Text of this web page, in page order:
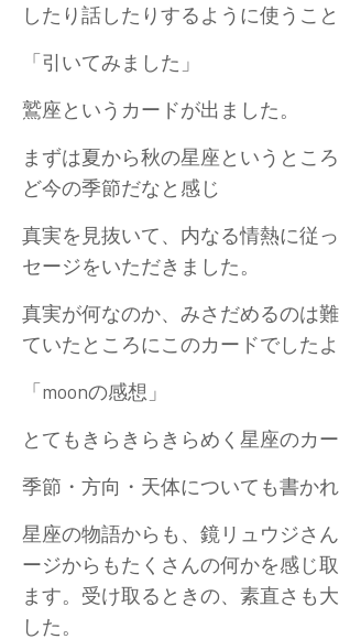
したり話したりするように使うこと
「引いてみました」
鷲座というカードが出ました。
まずは夏から秋の星座というとこ
ど今の季節だなと感じ
真実を見抜いて、内なる情熱に従
セージをいただきました。
真実が何なのか、みさだめるのは
ていたところにこのカードでしたよ
「moonの感想」
とてもきらきらきらめく星座のカ
季節・方向・天体についても書かれ
星座の物語からも、鏡リュウジさ
ージからもたくさんの何かを感じ
ます。受け取るときの、素直さも
した。